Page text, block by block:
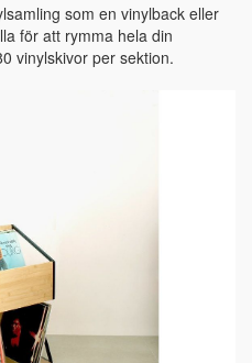
som en vinylback eller
för att rymma hela din
vinylskivor per sektion.